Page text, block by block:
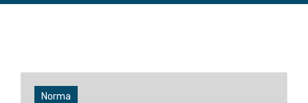
Norma